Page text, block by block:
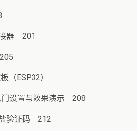
器 201
（ESP32）
门设置与效果演示 208
验证码 212